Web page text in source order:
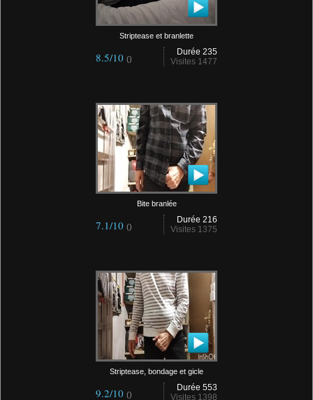
Striptease et branlette
Durée 235
Visites 1477
8.5/10 ()
Bite branlée
Durée 216
Visites 1375
7.1/10 ()
Striptease, bondage et gicle
Durée 553
Visites 1398
9.2/10 ()